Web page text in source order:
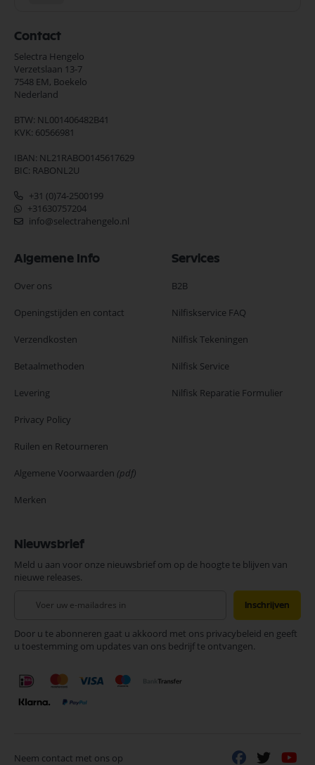
Contact
Selectra Hengelo
Verzetslaan 13-7
7548 EM, Boekelo
Nederland
BTW: NL001406482B41
KVK: 60566981
IBAN: NL21RABO0145617629
BIC: RABONL2U
+31 (0)74-2500199
+31630757204
info@selectrahengelo.nl
Algemene Info
Over ons
Openingstijden en contact
Verzendkosten
Betaalmethoden
Levering
Privacy Policy
Ruilen en Retourneren
Algemene Voorwaarden (pdf)
Merken
Services
B2B
Nilfiskservice FAQ
Nilfisk Tekeningen
Nilfisk Service
Nilfisk Reparatie Formulier
Nieuwsbrief
Meld u aan voor onze nieuwsbrief om op de hoogte te blijven van
nieuwe releases.
onze
nieuwsbrief
Inschrijven
Door u te abonneren gaat u akkoord met ons privacybeleid en geeft
u toestemming om updates van ons bedrijf te ontvangen.
Neem contact met ons op